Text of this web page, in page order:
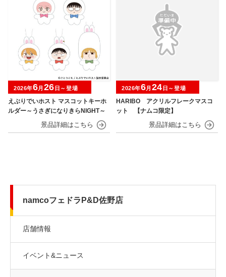
えぶりでいホスト マスコットキーホ
ルダー～うさぎになりきらNIGHT～
2026年6月 26 日～登場
HARIBO アクリルフレークマスコ
ット 【ナムコ限定】
2026年6月 24 日～登場
namcoフェドラP&D佐野店
店舗情報
イベント&ニュース